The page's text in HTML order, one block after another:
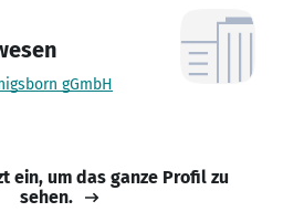
gGmbH
ein, um das ganze Profil zu
sehen.